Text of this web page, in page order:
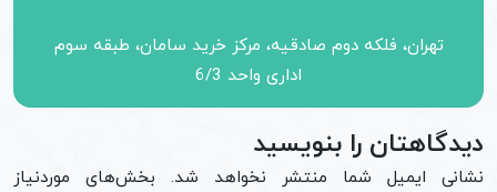
تهران، فلکه دوم صادقیه، مرکز خرید سامان، طبقه سوم
اداری واحد 6/3
دیدگاهتان را بنویسید
نشانی ایمیل شما منتشر نخواهد شد.
بخش‌های موردنیاز